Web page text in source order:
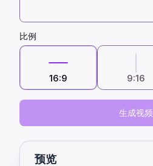
比例
16:9 9:16
生成视频
预览